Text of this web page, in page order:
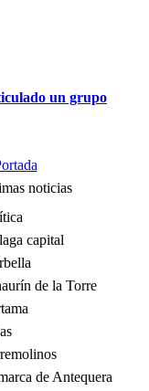
un grupo
noticias
capital
de la Torre
de Antequera